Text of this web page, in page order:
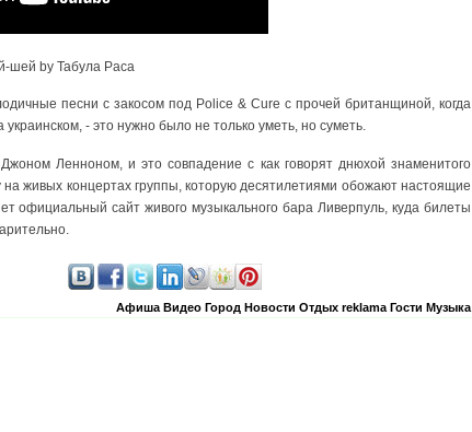
шей by Табула Раса
песни с закосом под Police & Cure с прочей британщиной, когда
- это нужно было не только уметь, но суметь.
Ленноном, и это совпадение с как говорят днюхой знаменитого
живых концертах группы, которую десятилетиями обожают настоящие
официальный сайт живого музыкального бара Ливерпуль, куда билеты
Афиша Видео Город Новости Отдых reklama Гости Музыка